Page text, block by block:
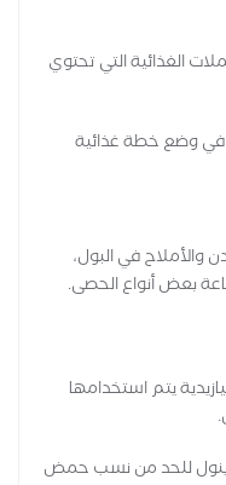
الغذائية التي تحتوي
في وضع خطة غذائية
والأملاح في البول،
بعض أنواع الحصى.
يتم استخدامها
للحد من نسب حمض